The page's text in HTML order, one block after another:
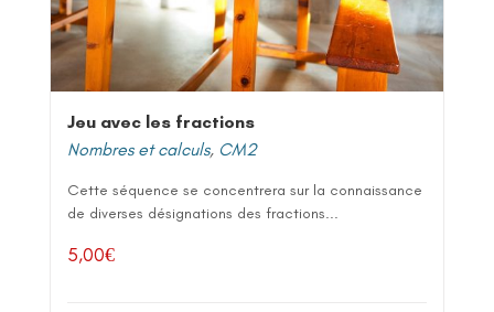
Jeu avec les fractions
Nombres et calculs, CM2
Cette séquence se concentrera sur la connaissance
de diverses désignations des fractions...
5,00€